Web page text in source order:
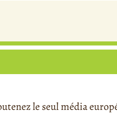
le seul média